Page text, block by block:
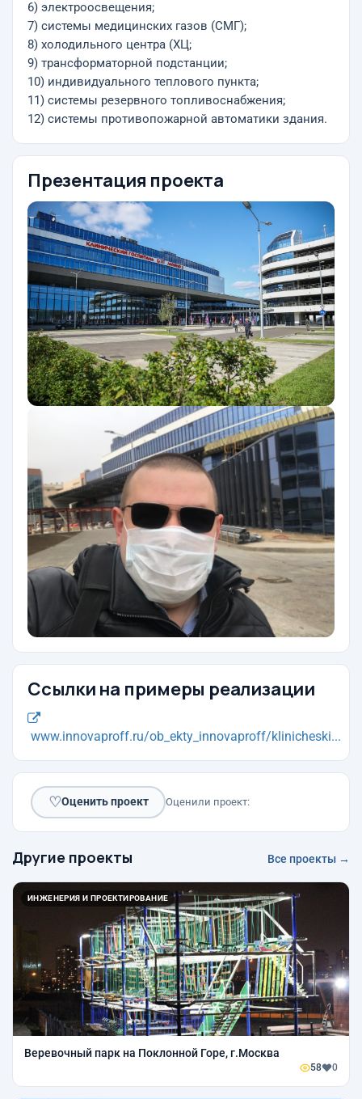
6) электроосвещения;
7) системы медицинских газов (СМГ);
8) холодильного центра (ХЦ;
9) трансформаторной подстанции;
10) индивидуального теплового пункта;
11) системы резервного топливоснабжения;
12) системы противопожарной автоматики здания.
Презентация проекта
Ссылки на примеры реализации
www.innovaproff.ru/ob_ekty_innovaproff/klinicheski...
♡Оценить проект Оценили проект:
Другие проекты Все проекты →
ИНЖЕНЕРИЯ И ПРОЕКТИРОВАНИЕ
Веревочный парк на Поклонной Горе, г.Москва
58 0